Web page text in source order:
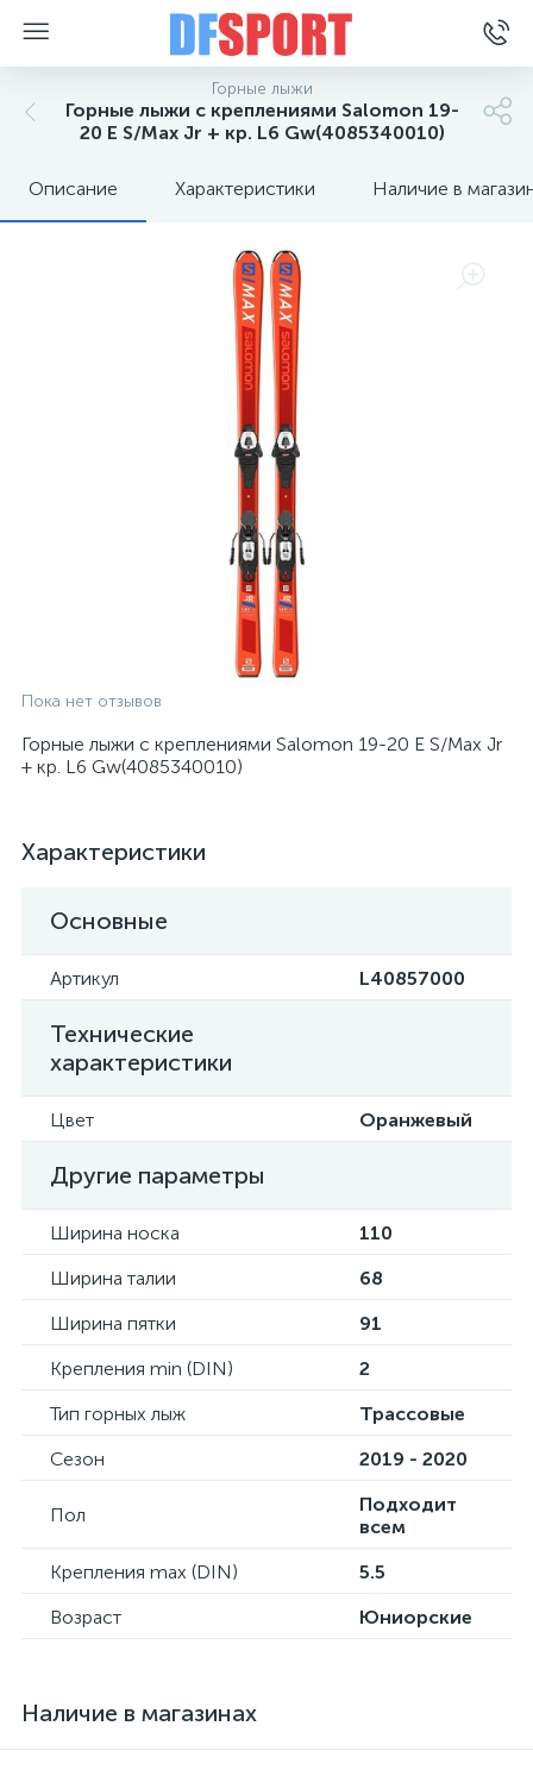
Горные лыжи
Горные лыжи с креплениями Salomon 19-
20 E S/Max Jr + кр. L6 Gw(4085340010)
Описание Характеристики Наличие в
Пока нет отзывов
Горные лыжи с креплениями Salomon 19-20 E S/Max Jr
+ кр. L6 Gw(4085340010)
Характеристики
Основные
Артикул L40857000
Технические
характеристики
Цвет Оранжевый
Другие параметры
Ширина носка
110
Ширина талии
68
Ширина пятки
91
Крепления min (DIN)
2
Тип горных лыж
Трассовые
Сезон
2019 - 2020
Пол
Подходит
всем
Крепления max (DIN)
5.5
Возраст
Юниорские
Наличие в магазинах